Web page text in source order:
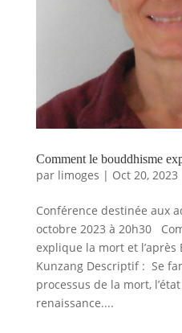
Comment le bouddhisme
par limoges | Oct 20, 2023
Conférence destinée aux
octobre 2023 à 20h30
explique la mort et l’après
Kunzang Descriptif : Se
processus de la mort,
renaissance....